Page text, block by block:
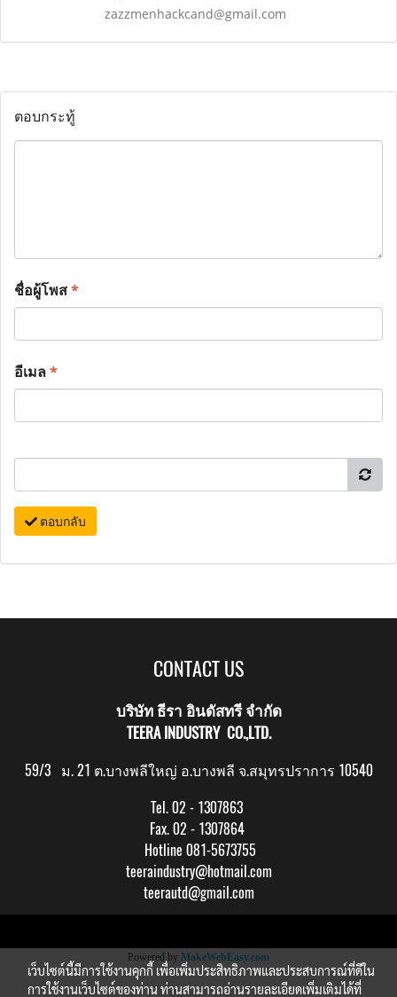
zazzmenhackcand@gmail.com
ตอบกระทู้
ชื่อผู้โพส*
อีเมล*
ตอบกลับ
CONTACT US
บริษัท ธีรา อินดัสทรี จำกัด
TEERA INDUSTRY CO.,LTD.
59/3 ม. 21 ต.บางพลีใหญ่ อ.บางพลี จ.สมุทรปราการ 10540
Tel. 02 - 1307863
Fax. 02 - 1307864
Hotline 081-5673755
teeraindustry@hotmail.com
teerautd@gmail.com
Powered by MakeWebEasy.com
เว็บไซต์นี้มีการใช้งานคุกกี้ เพื่อเพิ่มประสิทธิภาพและประสบการณ์ที่ดีใน
การใช้งานเว็บไซต์ของท่าน ท่านสามารถอ่านรายละเอียดเพิ่มเติมได้ที่